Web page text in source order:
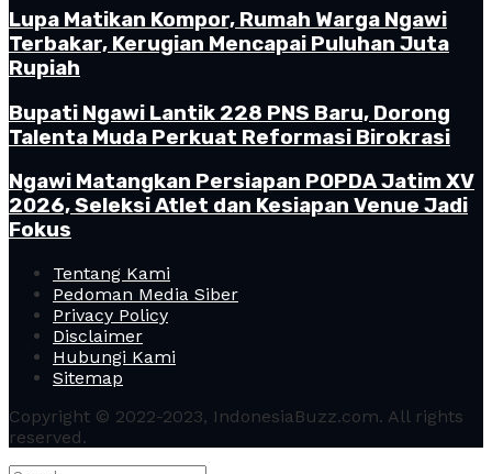
Lupa Matikan Kompor, Rumah Warga Ngawi
Terbakar, Kerugian Mencapai Puluhan Juta
Rupiah
Bupati Ngawi Lantik 228 PNS Baru, Dorong
Talenta Muda Perkuat Reformasi Birokrasi
Ngawi Matangkan Persiapan POPDA Jatim XV
2026, Seleksi Atlet dan Kesiapan Venue Jadi
Fokus
Tentang Kami
Pedoman Media Siber
Privacy Policy
Disclaimer
Hubungi Kami
Sitemap
Copyright © 2022-2023, IndonesiaBuzz.com. All rights
reserved.